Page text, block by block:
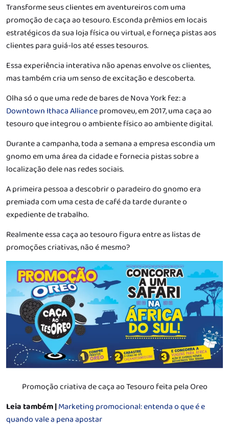
Transforme seus clientes em aventureiros com uma
promoção de caça ao tesouro. Esconda prêmios em locais
estratégicos da sua loja física ou virtual, e forneça pistas aos
clientes para guiá-los até esses tesouros.
Essa experiência interativa não apenas envolve os clientes,
mas também cria um senso de excitação e descoberta.
Olha só o que uma rede de bares de Nova York fez: a
Downtown Ithaca Alliancepromoveu, em 2017, uma caça ao
tesouro que integrou o ambiente físico ao ambiente digital.
Durante a campanha, toda a semana a empresa escondia um
gnomo em uma área da cidade e fornecia pistas sobre a
localização dele nas redes sociais.
A primeira pessoa a descobrir o paradeiro do gnomo era
premiada com uma cesta de café da tarde durante o
expediente de trabalho.
Realmente essa caça ao tesouro figura entre as listas de
promoções criativas, não é mesmo?
Promoção criativa de caça ao Tesouro feita pela Oreo
Leia também |Marketing promocional: entenda o que é e
quando vale a pena apostar